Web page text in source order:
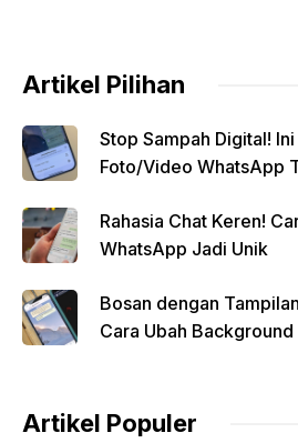
Artikel Pilihan
Stop Sampah Digital!
Foto/Video WhatsApp
Rahasia Chat Keren!
WhatsApp Jadi Unik
Bosan dengan
Cara Ubah
Artikel Populer